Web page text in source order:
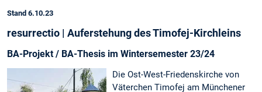
Stand 6.10.23
resurrectio | Auferstehung des Timofej-Kirchleins
BA-Projekt / BA-Thesis im Wintersemester 23/24
Die Ost-West-Friedenskirche von
Väterchen Timofej am Münchener